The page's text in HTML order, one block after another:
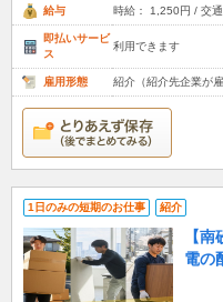
給与 時給： 1,250円 / 交
即払いサービ
ス
利用できます
雇用形態 紹介（紹介先企業が雇
1日のみの短期のお仕事 紹介
【
電の